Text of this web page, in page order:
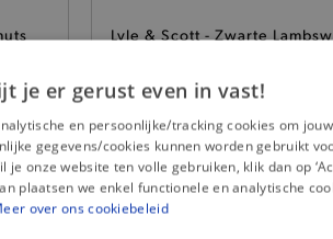
Lyle & Scott - Zwarte
75,-
je er gerust even in vast!
en persoonlijke/tracking cookies om
gegevens/cookies kunnen worden gebruikt
onze website ten volle gebruiken, klik dan op
plaatsen we enkel functionele en analytische
over ons cookiebeleid